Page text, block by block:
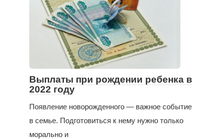
Выплаты при рождении ребенка в
2022 году
Появление новорожденного — важное событие
в семье. Подготовиться к нему нужно только
морально и